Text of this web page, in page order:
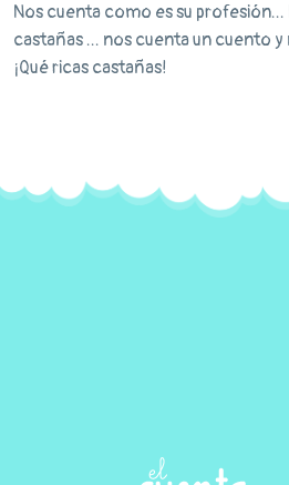
Nos cuenta como es su
castañas ... nos cuenta un cuento
¡Qué ricas castañas!